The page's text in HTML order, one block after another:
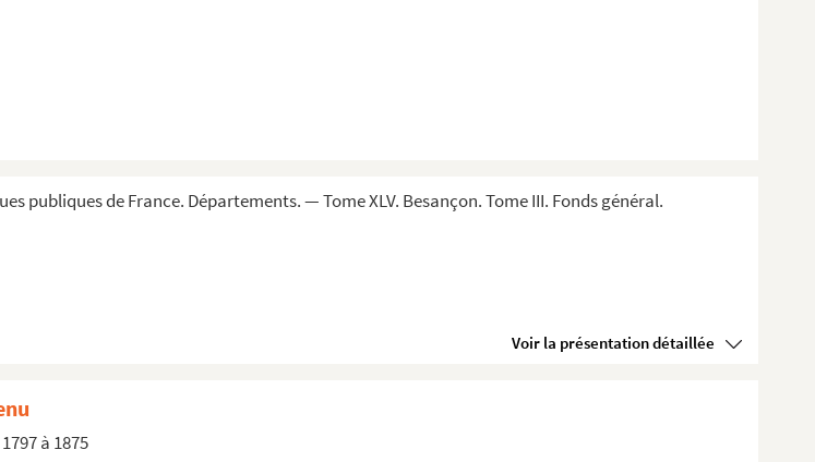
publiques de France. Départements. — Tome XLV. Besançon. Tome III. Fonds général.
Voir la présentation détaillée
à 1875